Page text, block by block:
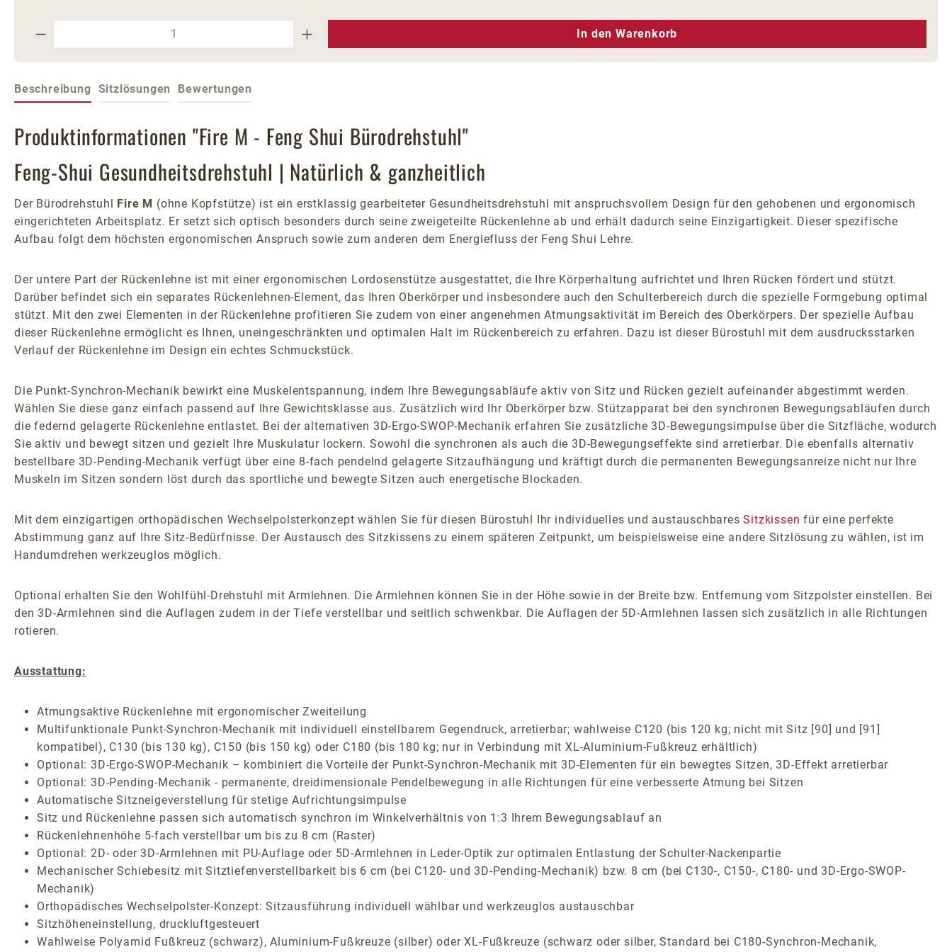
Produkt Anzahl: Gib den gewünschten Wert ein oder benutze die Schaltflächen um die Anzahl zu erhöhen oder zu
In den Warenkorb
Beschreibung Sitzlösungen Bewertungen
Produktinformationen "Fire M - Feng Shui Bürodrehstuhl"
Feng-Shui Gesundheitsdrehstuhl | Natürlich & ganzheitlich
Der Bürodrehstuhl Fire M (ohne Kopfstütze) ist ein erstklassig gearbeiteter Gesundheitsdrehstuhl mit anspruchsvollem Design für den gehobenen und ergonomisch
eingerichteten Arbeitsplatz. Er setzt sich optisch besonders durch seine zweigeteilte Rückenlehne ab und erhält dadurch seine Einzigartigkeit. Dieser spezifische
Aufbau folgt dem höchsten ergonomischen Anspruch sowie zum anderen dem Energiefluss der Feng Shui Lehre.
Der untere Part der Rückenlehne ist mit einer ergonomischen Lordosenstütze ausgestattet, die Ihre Körperhaltung aufrichtet und Ihren Rücken fördert und stützt.
Darüber befindet sich ein separates Rückenlehnen-Element, das Ihren Oberkörper und insbesondere auch den Schulterbereich durch die spezielle Formgebung optimal
stützt. Mit den zwei Elementen in der Rückenlehne profitieren Sie zudem von einer angenehmen Atmungsaktivität im Bereich des Oberkörpers. Der spezielle Aufbau
dieser Rückenlehne ermöglicht es Ihnen, uneingeschränkten und optimalen Halt im Rückenbereich zu erfahren. Dazu ist dieser Bürostuhl mit dem ausdrucksstarken
Verlauf der Rückenlehne im Design ein echtes Schmuckstück.
Die Punkt-Synchron-Mechanik bewirkt eine Muskelentspannung, indem Ihre Bewegungsabläufe aktiv von Sitz und Rücken gezielt aufeinander abgestimmt werden.
Wählen Sie diese ganz einfach passend auf Ihre Gewichtsklasse aus. Zusätzlich wird Ihr Oberkörper bzw. Stützapparat bei den synchronen Bewegungsabläufen durch
die federnd gelagerte Rückenlehne entlastet. Bei der alternativen 3D-Ergo-SWOP-Mechanik erfahren Sie zusätzliche 3D-Bewegungsimpulse über die Sitzfläche, wodurch
Sie aktiv und bewegt sitzen und gezielt Ihre Muskulatur lockern. Sowohl die synchronen als auch die 3D-Bewegungseffekte sind arretierbar. Die ebenfalls alternativ
bestellbare 3D-Pending-Mechanik verfügt über eine 8-fach pendelnd gelagerte Sitzaufhängung und kräftigt durch die permanenten Bewegungsanreize nicht nur Ihre
Muskeln im Sitzen sondern löst durch das sportliche und bewegte Sitzen auch energetische Blockaden.
Mit dem einzigartigen orthopädischen Wechselpolsterkonzept wählen Sie für diesen Bürostuhl Ihr individuelles und austauschbaresSitzkissen für eine perfekte
Abstimmung ganz auf Ihre Sitz-Bedürfnisse. Der Austausch des Sitzkissens zu einem späteren Zeitpunkt, um beispielsweise eine andere Sitzlösung zu wählen, ist im
Handumdrehen werkzeuglos möglich.
Optional erhalten Sie den Wohlfühl-Drehstuhl mit Armlehnen. Die Armlehnen können Sie in der Höhe sowie in der Breite bzw. Entfernung vom Sitzpolster einstellen. Bei
den 3D-Armlehnen sind die Auflagen zudem in der Tiefe verstellbar und seitlich schwenkbar. Die Auflagen der 5D-Armlehnen lassen sich zusätzlich in alle Richtungen
rotieren.
Ausstattung:
Atmungsaktive Rückenlehne mit ergonomischer Zweiteilung
Multifunktionale Punkt-Synchron-Mechanik mit individuell einstellbarem Gegendruck, arretierbar; wahlweise C120 (bis 120 kg; nicht mit Sitz [90] und [91]
kompatibel), C130 (bis 130 kg), C150 (bis 150 kg) oder C180 (bis 180 kg; nur in Verbindung mit XL-Aluminium-Fußkreuz erhältlich)
Optional: 3D-Ergo-SWOP-Mechanik – kombiniert die Vorteile der Punkt-Synchron-Mechanik mit 3D-Elementen für ein bewegtes Sitzen, 3D-Effekt arretierbar
Optional: 3D-Pending-Mechanik - permanente, dreidimensionale Pendelbewegung in alle Richtungen für eine verbesserte Atmung bei Sitzen
Automatische Sitzneigeverstellung für stetige Aufrichtungsimpulse
Sitz und Rückenlehne passen sich automatisch synchron im Winkelverhältnis von 1:3 Ihrem Bewegungsablauf an
Rückenlehnenhöhe 5-fach verstellbar um bis zu 8 cm (Raster)
Optional: 2D- oder 3D-Armlehnen mit PU-Auflage oder 5D-Armlehnen in Leder-Optik zur optimalen Entlastung der Schulter-Nackenpartie
Mechanischer Schiebesitz mit Sitztiefenverstellbarkeit bis 6 cm (bei C120- und 3D-Pending-Mechanik) bzw. 8 cm (bei C130-, C150-, C180- und 3D-Ergo-SWOP-
Mechanik)
Orthopädisches Wechselpolster-Konzept: Sitzausführung individuell wählbar und werkzeuglos austauschbar
Sitzhöheneinstellung, druckluftgesteuert
Wahlweise Polyamid Fußkreuz (schwarz), Aluminium-Fußkreuze (silber) oder XL-Fußkreuze (schwarz oder silber, Standard bei C180-Synchron-Mechanik,